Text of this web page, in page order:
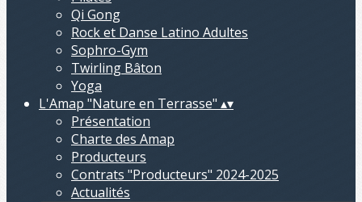
Qi Gong
Rock et Danse Latino Adultes
Sophro-Gym
Twirling Bâton
Yoga
L'Amap "Nature en Terrasse" ▴▾
Présentation
Charte des Amap
Producteurs
Contrats "Producteurs" 2024-2025
Actualités